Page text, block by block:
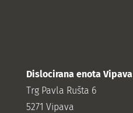
Dislocirana enota Vipava
Trg Pavla Rušta 6
5271 Vipava